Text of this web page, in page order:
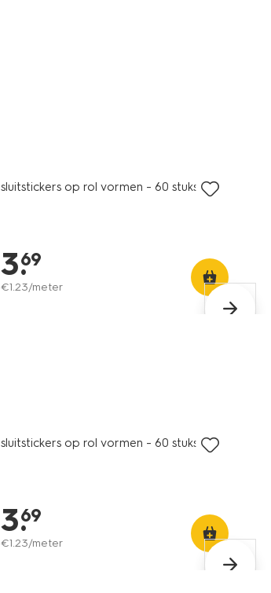
sluitstickers op rol vormen - 60 stuks
3.
69
€1.23/meter
sluitstickers op rol vormen - 60 stuks
3.
69
€1.23/meter